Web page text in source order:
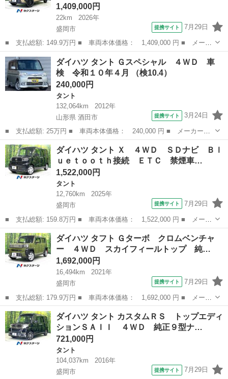
1,409,000円
22km
2026年
盛岡市
提携サイト 7月29日
■ 支払総額: 149.9万円 ■ 車両本体価格： 1,409,000 円 ■ メーカ
ー名： ダイハツ ■ 車種名： タフト ■ グレード名： Ｘ ４Ｗ
Ｄ 届出済未使用車 ガラスルーフ スマートアシスト コーナーセ
ンサー ...
岩手 盛岡市 ダイハツ
ダイハツ タント Ｇスペシャル ４ＷＤ 車
検 令和１０年４月 （検10.4）
240,000円
タント
132,064km
2012年
山形県 酒田市
提携サイト 3月24日
■ 支払総額: 25万円 ■ 車両本体価格： 240,000 円 ■ メーカー
名： ダイハツ ■ 車種名： タント ■ グレード名： Ｇスペシャ
ル ４ＷＤ 車検 令和１０年４月 ■ 排気量： 660cc ■ ドア枚
数： 5...
山形 酒田市 タント
ダイハツ タント Ｘ ４ＷＤ ＳＤナビ Ｂｌ
ｕｅｔｏｏｔｈ接続 ＥＴＣ 禁煙車…
1,522,000円
タント
12,760km
2025年
盛岡市
提携サイト 7月29日
■ 支払総額: 159.8万円 ■ 車両本体価格： 1,522,000 円 ■ メーカ
ー名： ダイハツ ■ 車種名： タント ■ グレード名： Ｘ ４Ｗ
Ｄ ＳＤナビ Ｂｌｕｅｔｏｏｔｈ接続 ＥＴＣ 禁煙車 スマート
アシスト...
岩手 盛岡市 タント
ダイハツ タフト Ｇターボ クロムベンチャ
ー ４ＷＤ スカイフィールトップ 純…
1,692,000円
16,494km
2021年
盛岡市
提携サイト 7月29日
■ 支払総額: 179.9万円 ■ 車両本体価格： 1,692,000 円 ■ メーカ
ー名： ダイハツ ■ 車種名： タフト ■ グレード名： Ｇター
ボ クロムベンチャー ４ＷＤ スカイフィールトップ 純正ＳＤナ
ビ Ｂｌｕ...
岩手 盛岡市 ダイハツ
ダイハツ タント カスタムＲＳ トップエディ
ションＳＡＩＩ ４ＷＤ 純正９型ナ…
721,000円
タント
104,037km
2016年
盛岡市
提携サイト 7月29日